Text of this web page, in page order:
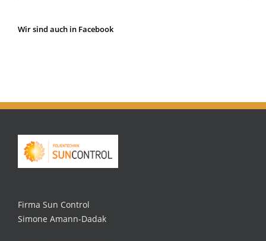
Wir sind auch in Facebook
Firma Sun Control
Simone Amann-Dadak